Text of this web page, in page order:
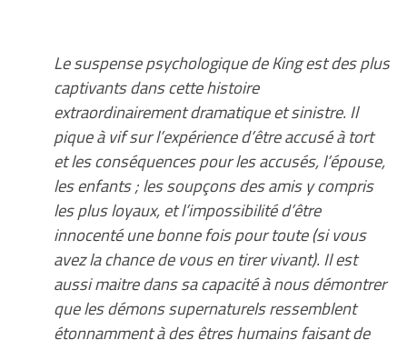
Le suspense psychologique de King est des plus
captivants dans cette histoire
extraordinairement dramatique et sinistre. Il
pique à vif sur l’expérience d’être accusé à tort
et les conséquences pour les accusés, l’épouse,
les enfants ; les soupçons des amis y compris
les plus loyaux, et l’impossibilité d’être
innocenté une bonne fois pour toute (si vous
avez la chance de vous en tirer vivant). Il est
aussi maitre dans sa capacité à nous démontrer
que les démons supernaturels ressemblent
étonnamment à des êtres humains faisant de